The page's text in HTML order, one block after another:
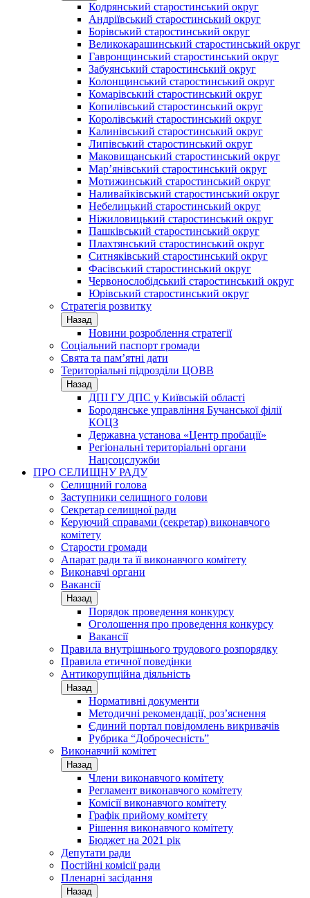
Кодрянський старостинський округ
Андріївський старостинський округ
Борівський старостинський округ
Великокарашинський старостинський округ
Гавронщинський старостинський округ
Забуянський старостинський округ
Колонщинський старостинський округ
Комарівський старостинський округ
Копилівський старостинський округ
Королівський старостинський округ
Калинівський старостинський округ
Липівський старостинський округ
Маковищанський старостинський округ
Мар’янівський старостинський округ
Мотижинський старостинський округ
Наливайківський старостинський округ
Небелицький старостинський округ
Ніжиловицький старостинський округ
Пашківський старостинський округ
Плахтянський старостинський округ
Ситняківський старостинський округ
Фасівський старостинський округ
Червонослобідський старостинський округ
Юрівський старостинський округ
Стратегія розвитку
Назад
Новини розроблення стратегії
Соціальний паспорт громади
Свята та пам’ятні дати
Територіальні підрозділи ЦОВВ
Назад
ДПІ ГУ ДПС у Київській області
Бородянське управління Бучанської філії
КОЦЗ
Державна установа «Центр пробації»
Регіональні територіальні органи
Нацсоцслужби
ПРО СЕЛИЩНУ РАДУ
Селищний голова
Заступники селищного голови
Секретар селищної ради
Керуючий справами (секретар) виконавчого
комітету
Старости громади
Апарат ради та її виконавчого комітету
Виконавчі органи
Вакансії
Назад
Порядок проведення конкурсу
Оголошення про проведення конкурсу
Вакансії
Правила внутрішнього трудового розпорядку
Правила етичної поведінки
Антикорупційна діяльність
Назад
Нормативні документи
Методичні рекомендації, роз’яснення
Єдиний портал повідомлень викривачів
Рубрика “Доброчесність”
Виконавчий комітет
Назад
Члени виконавчого комітету
Регламент виконавчого комітету
Комісії виконавчого комітету
Графік прийому комітету
Рішення виконавчого комітету
Бюджет на 2021 рік
Депутати ради
Постійні комісії ради
Пленарні засідання
Назад